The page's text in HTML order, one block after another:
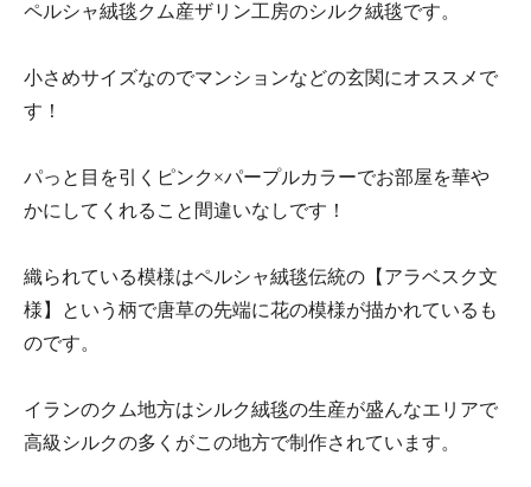
ペルシャ絨毯クム産ザリン工房のシルク絨毯です。
小さめサイズなのでマンションなどの玄関にオススメで
す！
パっと目を引くピンク×パープルカラーでお部屋を華や
かにしてくれること間違いなしです！
織られている模様はペルシャ絨毯伝統の【アラベスク文
様】という柄で唐草の先端に花の模様が描かれているも
のです。
イランのクム地方はシルク絨毯の生産が盛んなエリアで
高級シルクの多くがこの地方で制作されています。